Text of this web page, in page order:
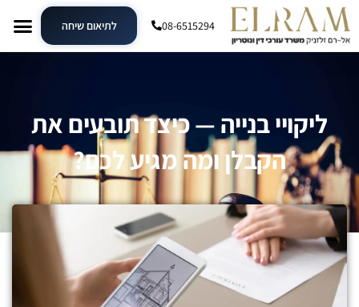
08-6515294 לתיאום שיחה
ליקויי בנייה — כיצד תובעים את
הקבלן ומה מגיע לכם?